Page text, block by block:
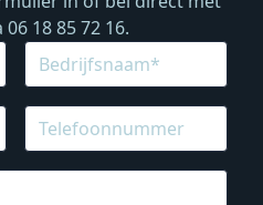
06 18 85 72 16.